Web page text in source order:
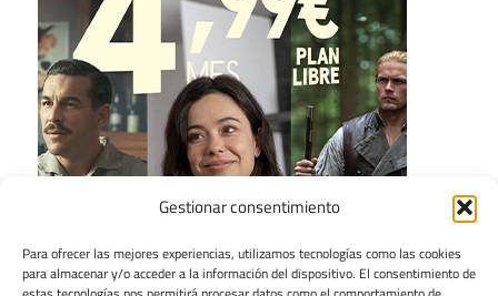
Gestionar consentimiento
Para ofrecer las mejores experiencias, utilizamos tecnologías como las cookies
para almacenar y/o acceder a la información del dispositivo. El consentimiento de